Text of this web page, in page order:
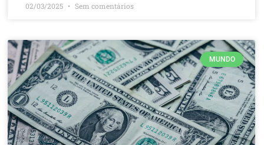
02/03/2025 Sem comentários
MUNDO